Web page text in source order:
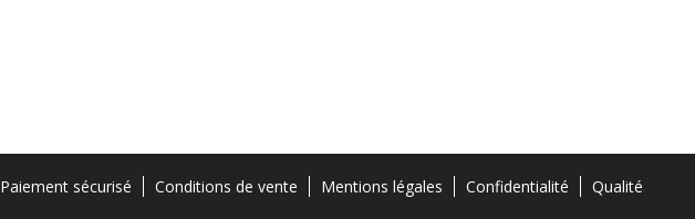
Paiement sécurisé Conditions de vente Mentions légales Confidentialité
Qualité